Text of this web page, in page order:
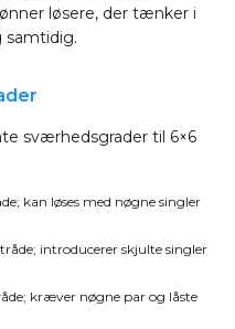
løsere, der tænker i
sværhedsgrader til 6×6
kan løses med nøgne singler
introducerer skjulte singler
kræver nøgne par og låste